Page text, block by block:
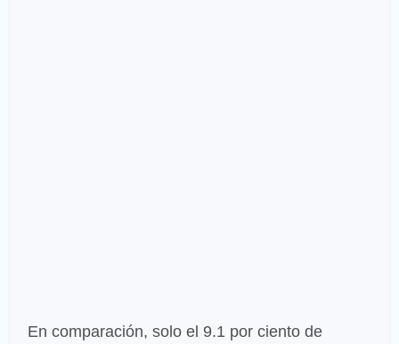
En comparación, solo el 9.1 por ciento de